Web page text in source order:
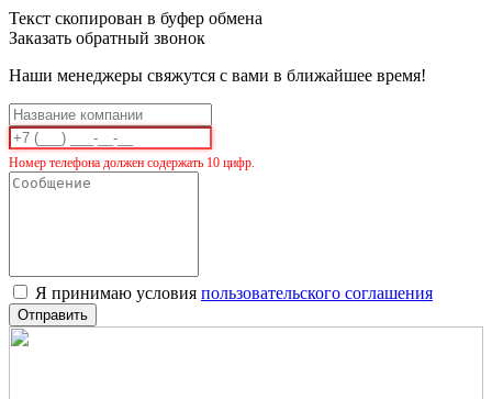
Текст скопирован в буфер обмена
Заказать обратный звонок
Наши менеджеры свяжутся с вами в ближайшее время!
Номер телефона должен содержать 10 цифр.
Я принимаю условия пользовательского соглашения
Отправить